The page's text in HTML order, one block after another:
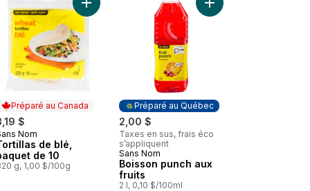
au panierde légumes au panier
Préparé au Canada
$
au Canada
Nom
de blé,
de 10
g, 1,00 $/100g
Ajouter Tortillas de blé, paquet de 10 au panier
Préparé au Québec
2,00 $
Taxes en sus, frais éco
s’appliquent
Préparé au Québec
Sans Nom
Boisson punch aux
fruits
2 l, 0,10 $/100ml
Ajouter Boisson